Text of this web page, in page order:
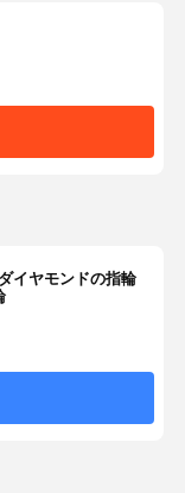
イヤモンドの指輪